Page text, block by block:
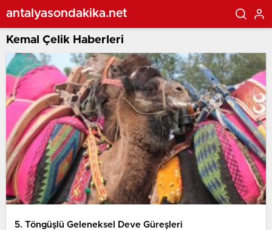
antalyasondakika.net
Kemal Çelik Haberleri
5. Töngüşlü Geleneksel Deve Güreşleri